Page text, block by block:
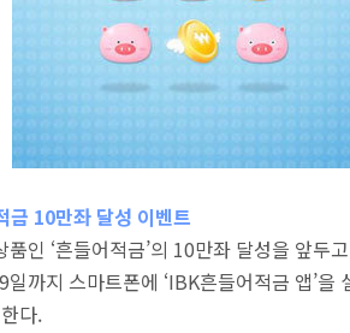
10만좌 달성 이벤트
인 ‘흔들어적금’의 10만좌 달성을 앞두
까지 스마트폰에 ‘IBK흔들어적금 앱’을
다.